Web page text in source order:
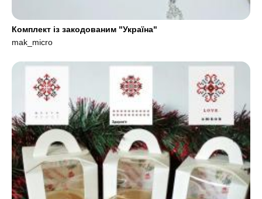
Комплект із закодованим "Україна"
mak_micro